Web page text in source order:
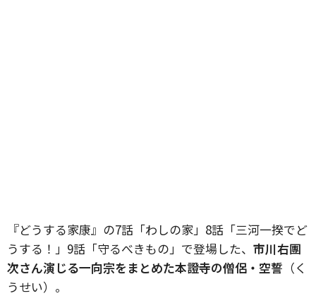
『どうする家康』の7話「わしの家」8話「三河一揆でど
うする！」9話「守るべきもの」で登場した、 市川右團
次さん演じる一向宗をまとめた本證寺の僧侶・空誓 （く
うせい）。